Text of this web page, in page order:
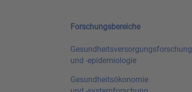
Forschungsbereiche
Gesundheitsversorgungsforschung
und -epidemiologie
Gesundheitsökonomie